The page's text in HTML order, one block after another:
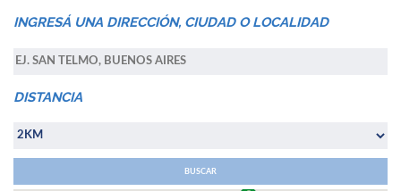
INGRESÁ UNA DIRECCIÓN, CIUDAD O LOCALIDAD
DISTANCIA